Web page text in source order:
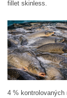
fillet skinless.
4 %